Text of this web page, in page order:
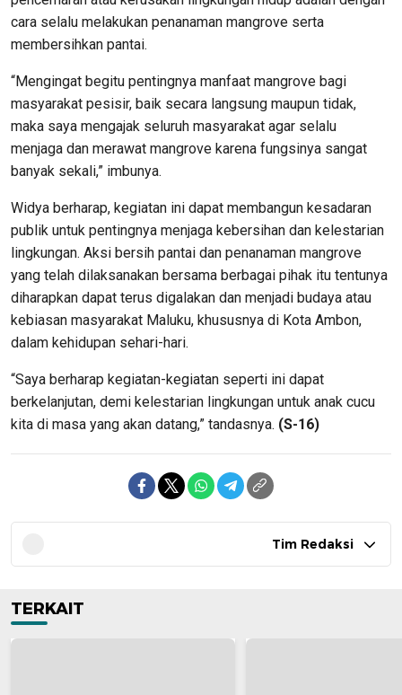
cara selalu melakukan penanaman mangrove serta
membersihkan pantai.
“Mengingat begitu pentingnya manfaat mangrove bagi
masyarakat pesisir, baik secara langsung maupun tidak,
maka saya mengajak seluruh masyarakat agar selalu
menjaga dan merawat mangrove karena fungsinya sangat
banyak sekali,” imbunya.
Widya berharap, kegiatan ini dapat membangun kesadaran
publik untuk pentingnya menjaga kebersihan dan kelestarian
lingkungan. Aksi bersih pantai dan penanaman mangrove
yang telah dilaksanakan bersama berbagai pihak itu tentunya
diharapkan dapat terus digalakan dan menjadi budaya atau
kebiasan masyarakat Maluku, khususnya di Kota Ambon,
dalam kehidupan sehari-hari.
“Saya berharap kegiatan-kegiatan seperti ini dapat
berkelanjutan, demi kelestarian lingkungan untuk anak cucu
kita di masa yang akan datang,” tandasnya. (S-16)
Tim Redaksi
TERKAIT